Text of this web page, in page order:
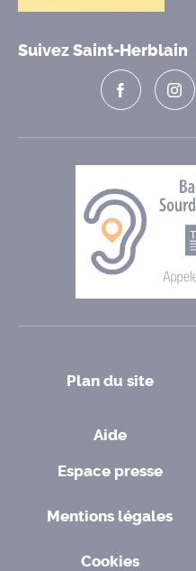
Suivez Saint-Herblain
Plan du site
Aide
Espace presse
Mentions légales
Cookies